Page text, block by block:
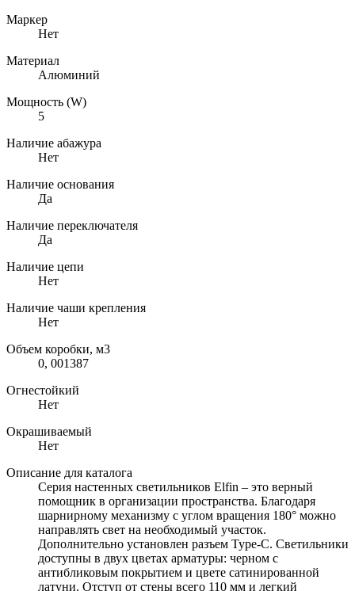
Маркер
Нет
Материал
Алюминий
Мощность (W)
5
Наличие абажура
Нет
Наличие основания
Да
Наличие переключателя
Да
Наличие цепи
Нет
Наличие чаши крепления
Нет
Объем коробки, м3
0, 001387
Огнестойкий
Нет
Окрашиваемый
Нет
Описание для каталога
Серия настенных светильников Elfin – это верный
помощник в организации пространства. Благодаря
шарнирному механизму с углом вращения 180° можно
направлять свет на необходимый участок.
Дополнительно установлен разъем Type-C. Светильники
доступны в двух цветах арматуры: черном с
антибликовым покрытием и цвете сатинированной
латуни. Отступ от стены всего 110 мм и легкий